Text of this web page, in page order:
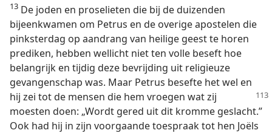
13 De joden en proselieten die bij de duizenden
bijeenkwamen om Petrus en de overige apostelen die
pinksterdag op aandrang van heilige geest te horen
prediken, hebben wellicht niet ten volle beseft hoe
belangrijk en tijdig deze bevrijding uit religieuze
gevangenschap was. Maar Petrus besefte het wel en
hij zei tot de mensen die hem vroegen wat zij
moesten doen: „Wordt gered uit dit kromme geslacht.”
Ook had hij in zijn voorgaande toespraak tot hen Joëls